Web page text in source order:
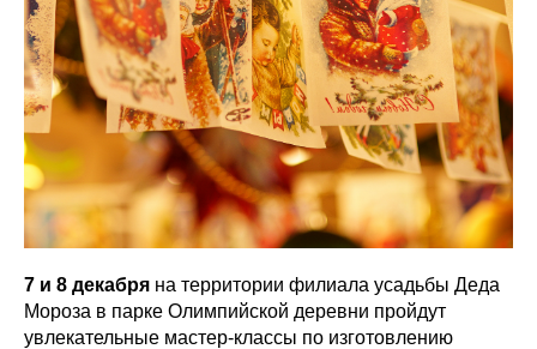
7 и 8 декабря на территории филиала усадьбы Деда
Мороза в парке Олимпийской деревни пройдут
увлекательные мастер-классы по изготовлению